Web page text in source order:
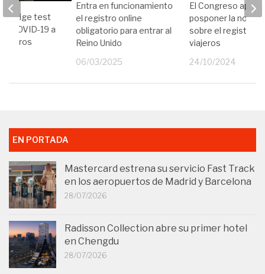
Entra en funcionamiento
el registro online
obligatorio para entrar al
Reino Unido
06/03/2025
El Congreso
posponer la
sobre el registro
viajeros
24/10/2024
exige test
COVID-19 a
EN PORTADA
Mastercard estrena su servicio Fast Track
en los aeropuertos de Madrid y Barcelona
28/07/2026
Radisson Collection abre su primer hotel
en Chengdu
28/07/2026